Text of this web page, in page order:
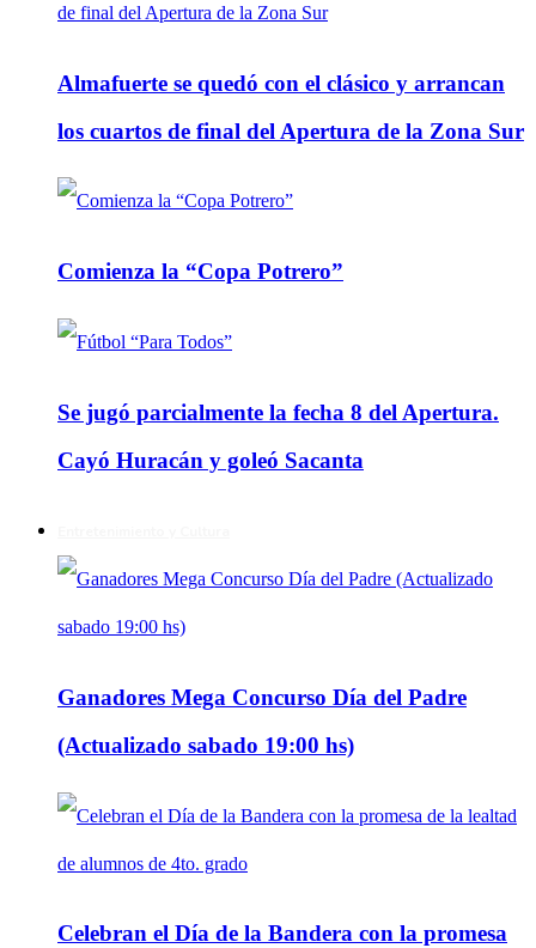
Almafuerte se quedó con el clásico y arrancan
los cuartos de final del Apertura de la Zona Sur
Comienza la “Copa Potrero”
Se jugó parcialmente la fecha 8 del Apertura.
Cayó Huracán y goleó Sacanta
Ganadores Mega Concurso Día del Padre
(Actualizado sabado 19:00 hs)
Celebran el Día de la Bandera con la promesa